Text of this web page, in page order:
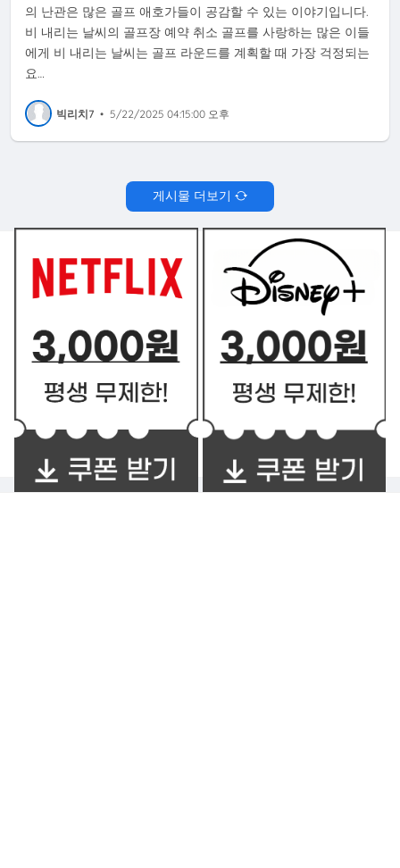
의 난관은 많은 골프 애호가들이 공감할 수 있는 이야기입니다.
비 내리는 날씨의 골프장 예약 취소 골프를 사랑하는 많은 이들
에게 비 내리는 날씨는 골프 라운드를 계획할 때 가장 걱정되는
요…
빅리치7 • 5/22/2025 04:15:00 오후
게시물 더보기
쿠폰 BEST2